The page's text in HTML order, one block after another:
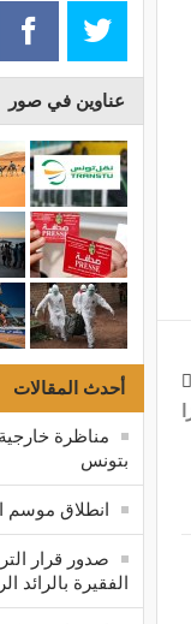
عناوين في صور
أحدث المقالات
بتونس
انطلاق موسم
صدور قرار
الفقيرة بالرائد